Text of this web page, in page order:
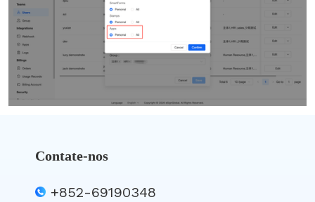
Contate-nos
+852-69190348